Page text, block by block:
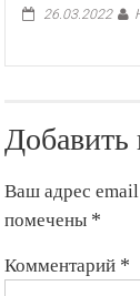
26.03.2022
Ваш адрес email
помечены *
Комментарий *